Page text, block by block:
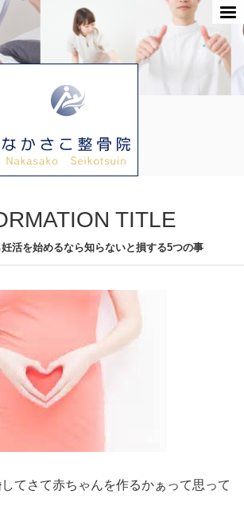
TITLE
活を始めるなら知らないと損する5つの事
てさて赤ちゃんを作るかぁって思って